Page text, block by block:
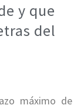
y que
del
máximo de